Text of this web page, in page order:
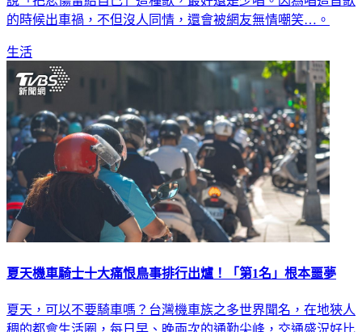
的時候出車禍，不但沒人同情，還會被網友無情嘲笑…。
生活
夏天機車騎士十大痛恨鳥事排行出爐！「第1名」根本噩夢
夏天，可以不要騎車嗎？台灣機車族之多世界聞名，在地狹人